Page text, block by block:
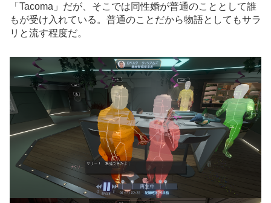
「Tacoma」だが、そこでは同性婚が普通のこととして誰
もが受け入れている。普通のことだから物語としてもサラ
リと流す程度だ。